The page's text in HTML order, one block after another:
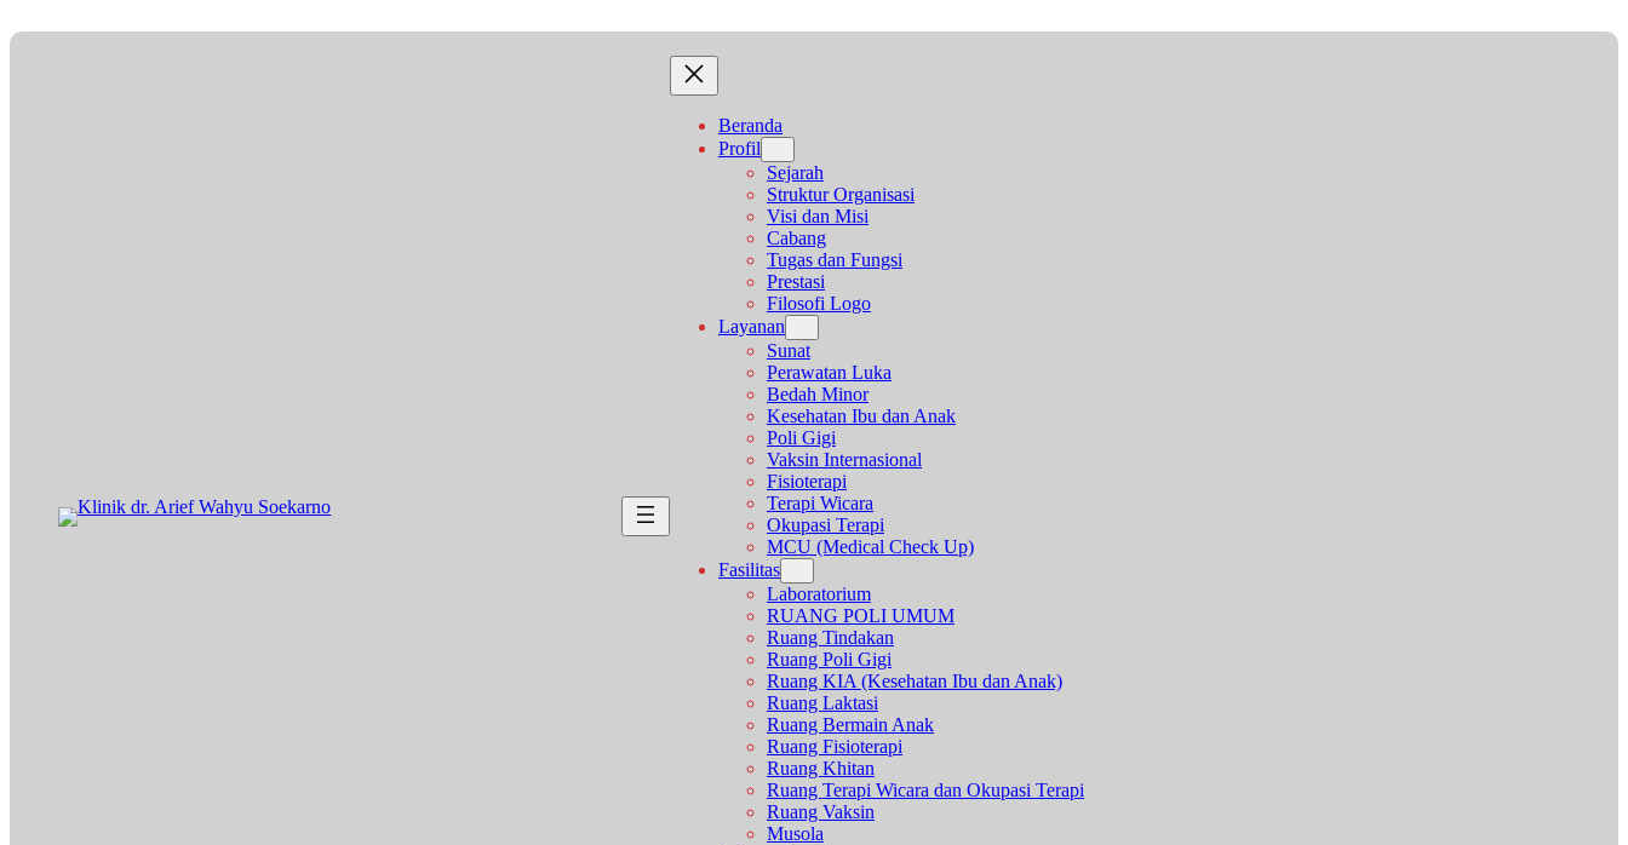
ke
Beranda
Profil
Sejarah
Struktur Organisasi
Visi dan Misi
Cabang
Tugas dan Fungsi
Prestasi
Filosofi Logo
Layanan
Sunat
Perawatan Luka
Bedah Minor
Kesehatan Ibu dan Anak
Poli Gigi
Vaksin Internasional
Fisioterapi
Terapi Wicara
Okupasi Terapi
MCU (Medical Check Up)
Fasilitas
Laboratorium
RUANG POLI UMUM
Ruang Tindakan
Ruang Poli Gigi
Ruang KIA (Kesehatan Ibu dan Anak)
Ruang Laktasi
Ruang Bermain Anak
Ruang Fisioterapi
Ruang Khitan
Ruang Terapi Wicara dan Okupasi Terapi
Ruang Vaksin
Musola